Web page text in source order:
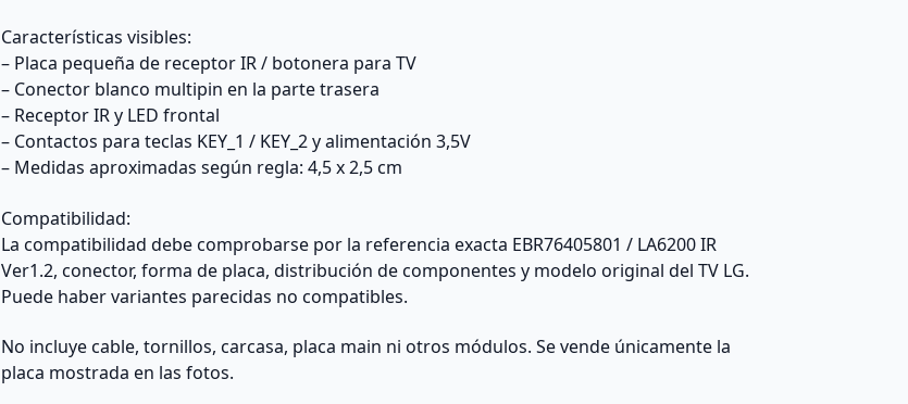
de
componentes
y
modelo
original
del
antes
de
comprar.
cantidad
Características visibles:
– Placa pequeña de receptor IR / botonera para TV
– Conector blanco multipin en la parte trasera
– Receptor IR y LED frontal
– Contactos para teclas KEY_1 / KEY_2 y alimentación 3,5V
– Medidas aproximadas según regla: 4,5 x 2,5 cm
Compatibilidad:
La compatibilidad debe comprobarse por la referencia exacta EBR76405801 / LA6200 IR
Ver1.2, conector, forma de placa, distribución de componentes y modelo original del TV LG.
Puede haber variantes parecidas no compatibles.
No incluye cable, tornillos, carcasa, placa main ni otros módulos. Se vende únicamente la
placa mostrada en las fotos.